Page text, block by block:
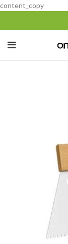
content_copy